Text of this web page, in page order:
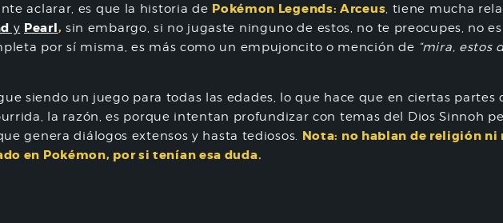
aclarar, es que la historia de Pokémon Legends: Arceus, tiene mucha
y Pearl, sin embargo, si no jugaste ninguno de estos, no te preocupes, no
por sí misma, es más como un empujoncito o mención de “mira, estos
siendo un juego para todas las edades, lo que hace que en ciertas partes
la razón, es porque intentan profundizar con temas del Dios Sinnoh
genera diálogos extensos y hasta tediosos. Nota: no hablan de religión ni
en Pokémon, por si tenían esa duda.